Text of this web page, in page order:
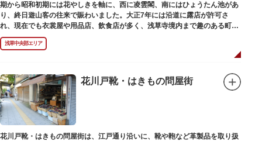
期から昭和初期には花やしきを軸に、西に凌雲閣、南にはひょうたん池があ
り、終日遊山客の往来で賑わいました。大正7年には沿道に露店が許可さ
れ、現在でも衣裳屋や用品店、飲食店が多く、浅草寺境内まで趣のある町並
みが続いています。
浅草中央部エリア
花川戸靴・はきもの問屋街
花川戸靴・はきもの問屋街は、江戸通り沿いに、靴や鞄など革製品を取り扱